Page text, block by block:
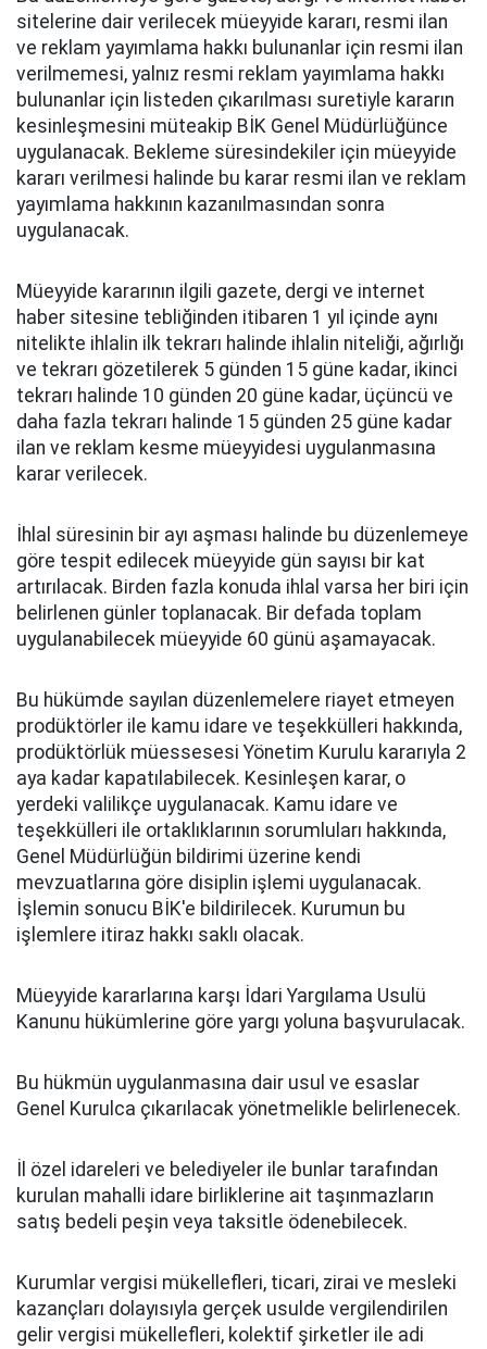
sitelerine dair verilecek müeyyide kararı, resmi ilan
ve reklam yayımlama hakkı bulunanlar için resmi ilan
verilmemesi, yalnız resmi reklam yayımlama hakkı
bulunanlar için listeden çıkarılması suretiyle kararın
kesinleşmesini müteakip BİK Genel Müdürlüğünce
uygulanacak. Bekleme süresindekiler için müeyyide
kararı verilmesi halinde bu karar resmi ilan ve reklam
yayımlama hakkının kazanılmasından sonra
uygulanacak.
Müeyyide kararının ilgili gazete, dergi ve internet
haber sitesine tebliğinden itibaren 1 yıl içinde aynı
nitelikte ihlalin ilk tekrarı halinde ihlalin niteliği, ağırlığı
ve tekrarı gözetilerek 5 günden 15 güne kadar, ikinci
tekrarı halinde 10 günden 20 güne kadar, üçüncü ve
daha fazla tekrarı halinde 15 günden 25 güne kadar
ilan ve reklam kesme müeyyidesi uygulanmasına
karar verilecek.
İhlal süresinin bir ayı aşması halinde bu düzenlemeye
göre tespit edilecek müeyyide gün sayısı bir kat
artırılacak. Birden fazla konuda ihlal varsa her biri için
belirlenen günler toplanacak. Bir defada toplam
uygulanabilecek müeyyide 60 günü aşamayacak.
Bu hükümde sayılan düzenlemelere riayet etmeyen
prodüktörler ile kamu idare ve teşekkülleri hakkında,
prodüktörlük müessesesi Yönetim Kurulu kararıyla 2
aya kadar kapatılabilecek. Kesinleşen karar, o
yerdeki valilikçe uygulanacak. Kamu idare ve
teşekkülleri ile ortaklıklarının sorumluları hakkında,
Genel Müdürlüğün bildirimi üzerine kendi
mevzuatlarına göre disiplin işlemi uygulanacak.
İşlemin sonucu BİK'e bildirilecek. Kurumun bu
işlemlere itiraz hakkı saklı olacak.
Müeyyide kararlarına karşı İdari Yargılama Usulü
Kanunu hükümlerine göre yargı yoluna başvurulacak.
Bu hükmün uygulanmasına dair usul ve esaslar
Genel Kurulca çıkarılacak yönetmelikle belirlenecek.
İl özel idareleri ve belediyeler ile bunlar tarafından
kurulan mahalli idare birliklerine ait taşınmazların
satış bedeli peşin veya taksitle ödenebilecek.
Kurumlar vergisi mükellefleri, ticari, zirai ve mesleki
kazançları dolayısıyla gerçek usulde vergilendirilen
gelir vergisi mükellefleri, kolektif şirketler ile adi